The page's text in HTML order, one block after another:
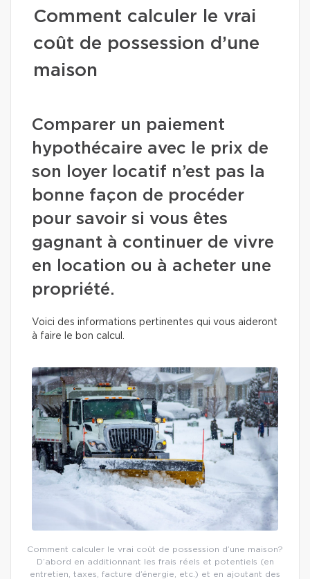
Comment calculer le vrai
coût de possession d’une
maison
Comparer un paiement
hypothécaire avec le prix de
son loyer locatif n’est pas la
bonne façon de procéder
pour savoir si vous êtes
gagnant à continuer de vivre
en location ou à acheter une
propriété.
Voici des informations pertinentes qui vous aideront
à faire le bon calcul.
Comment calculer le vrai coût de possession d’une maison?
D’abord en additionnant les frais réels et potentiels (en
entretien, taxes, facture d’énergie, etc.) et en ajoutant des